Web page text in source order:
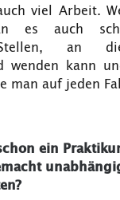
viel Arbeit.
es auch
Stellen, an
wenden kann
man auf jeden
ein